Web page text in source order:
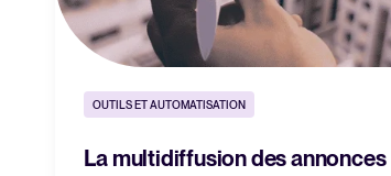
OUTILS ET AUTOMATISATION
La multidiffusion des annonces